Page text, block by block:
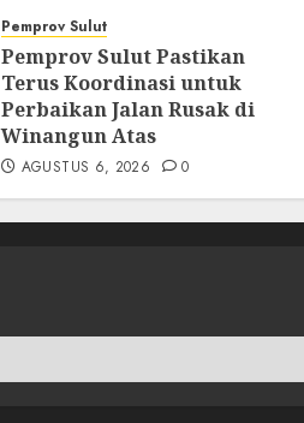
Pemprov Sulut
Pemprov Sulut Pastikan
Terus Koordinasi untuk
Perbaikan Jalan Rusak di
Winangun Atas
AGUSTUS 6, 2026 0